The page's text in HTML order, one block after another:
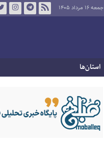
جمعه ۱۶ مرداد ۱۴۰۵
استان‌ها